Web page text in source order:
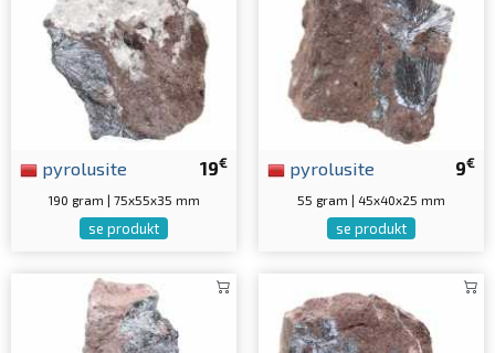
19€
pyrolusite
190 gram | 75x55x35 mm
se produkt
9€
pyrolusite
55 gram | 45x40x25 mm
se produkt